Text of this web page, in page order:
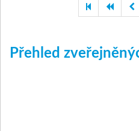
Přehled